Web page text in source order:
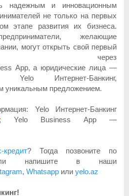
и инновационным
не только на первых
этапе развития их бизнеса.
желающие
могут открыть свой первый
счет через
App, а юридические лица —
Yelo Интернет-Банкинг,
уникальным предложением.
Yelo Интернет-Банкинг
; Yelo Business App —
кредит? Тогда позвоните по
напишите в наши
, Whatsapp или yelo.az